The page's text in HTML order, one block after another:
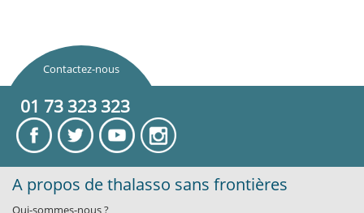
Contactez-nous
01 73 323 323
A propos de thalasso sans frontières
Qui-sommes-nous ?